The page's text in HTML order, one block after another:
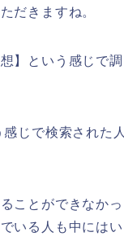
だきますね。
】という感じで調
じで検索された人
ことができなかっ
いる人も中にはい